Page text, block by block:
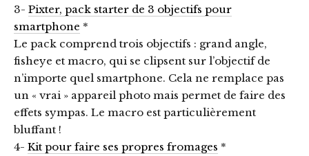
3- Pixter, pack starter de 3 objectifs pour
smartphone *
Le pack comprend trois objectifs : grand angle,
fisheye et macro, qui se clipsent sur l’objectif de
n’importe quel smartphone. Cela ne remplace pas
un « vrai » appareil photo mais permet de faire des
effets sympas. Le macro est particulièrement
bluffant !
4- Kit pour faire ses propres fromages *